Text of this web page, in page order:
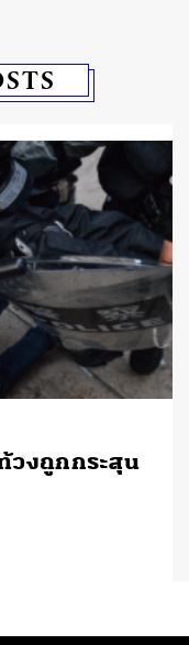
วงถูกกระสุน